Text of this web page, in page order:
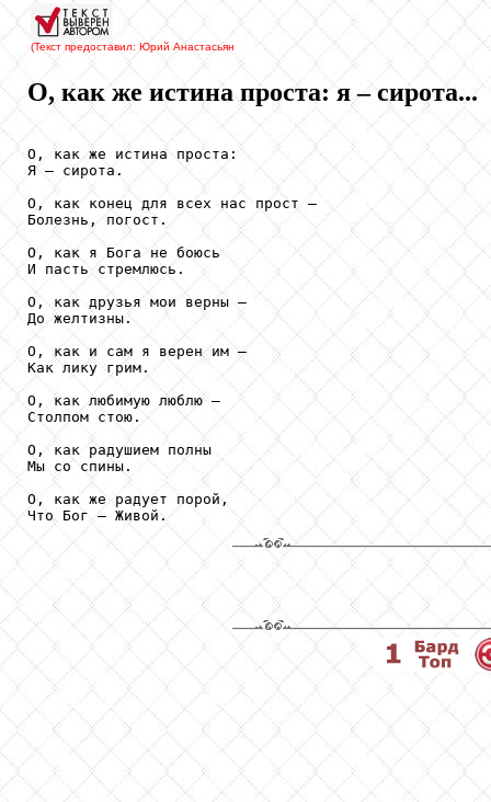
(Текст предоставил: Юрий Анастасьян
О, как же истина проста: я – сирота...
О, как же истина проста:
Я – сирота.
О, как конец для всех нас прост –
Болезнь, погост.
О, как я Бога не боюсь
И пасть стремлюсь.
О, как друзья мои верны –
До желтизны.
О, как и сам я верен им –
Как лику грим.
О, как любимую люблю –
Столпом стою.
О, как радушием полны
Мы со спины.
О, как же радует порой,